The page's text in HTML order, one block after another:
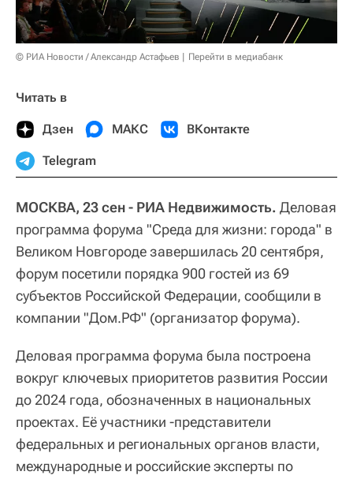
© РИА Новости / Александр Астафьев Перейти в медиабанк
Читать в
Дзен МАКС ВКонтакте
Telegram
МОСКВА, 23 сен - РИА Недвижимость. Деловая
программа форума "Среда для жизни: города" в
Великом Новгороде завершилась 20 сентября,
форум посетили порядка 900 гостей из 69
субъектов Российской Федерации, сообщили в
компании "Дом.РФ" (организатор форума).
Деловая программа форума была построена
вокруг ключевых приоритетов развития России
до 2024 года, обозначенных в национальных
проектах. Её участники -представители
федеральных и региональных органов власти,
международные и российские эксперты по